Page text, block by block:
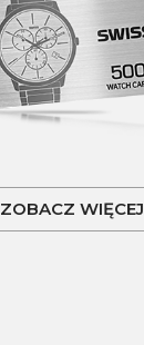
ZOBACZ WIĘCEJ